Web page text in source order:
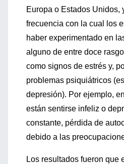
Europa o Estados Unidos,
frecuencia con la cual los
haber experimentado en
alguno de entre doce
como signos de estrés y,
problemas psiquiátricos
depresión). Por ejemplo,
están sentirse infeliz o
constante, pérdida de
debido a las
Los resultados fueron que